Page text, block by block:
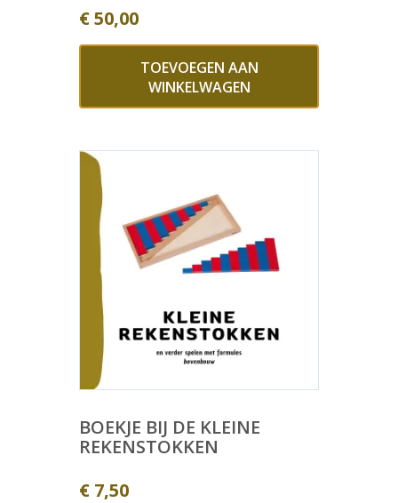
€50,00
TOEVOEGEN AAN
WINKELWAGEN
BOEKJE BIJ DE KLEINE
REKENSTOKKEN
€ 7,50